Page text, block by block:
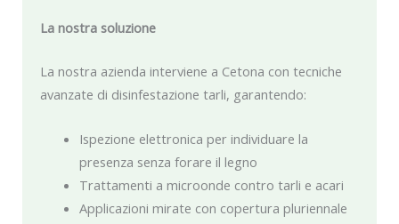
La nostra soluzione
La nostra azienda interviene a Cetona con tecniche
avanzate di disinfestazione tarli, garantendo:
Ispezione elettronica per individuare la
presenza senza forare il legno
Trattamenti a microonde contro tarli e acari
Applicazioni mirate con copertura pluriennale